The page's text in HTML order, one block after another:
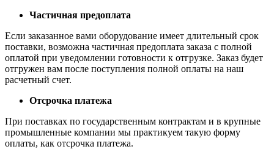
Частичная предоплата
Если заказанное вами оборудование имеет длительный срок
поставки, возможна частичная предоплата заказа с полной
оплатой при уведомлении готовности к отгрузке. Заказ будет
отгружен вам после поступления полной оплаты на наш
расчетный счет.
Отсрочка платежа
При поставках по государственным контрактам и в крупные
промышленные компании мы практикуем такую форму
оплаты, как отсрочка платежа.